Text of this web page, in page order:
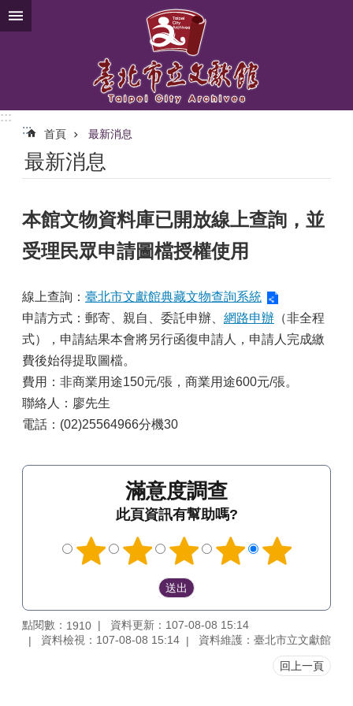
跳到主要內容區塊
:::
:::
首頁 最新消息
最新消息
本館文物資料庫已開放線上查詢，並
受理民眾申請圖檔授權使用
線上查詢： 臺北市文獻館典藏文物查詢系統
申請方式：郵寄、親自、委託申辦、 網路申辦 （非全程
式），申請結果本會將另行函復申請人，申請人完成繳
費後始得提取圖檔。
費用：非商業用途150元/張，商業用途600元/張。
聯絡人：廖先生
電話：(02)25564966分機30
滿意度調查
此頁資訊有幫助嗎?
點閱數： 1910
資料更新：107-08-08 15:14
資料檢視：107-08-08 15:14
資料維護：臺北市立文獻館
回上一頁